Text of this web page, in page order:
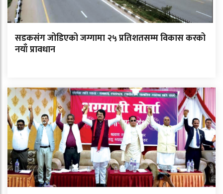
सडकसंग जोडिएको जग्गामा २५ प्रतिशतसम्म विकास करको
नयाँ प्रावधान